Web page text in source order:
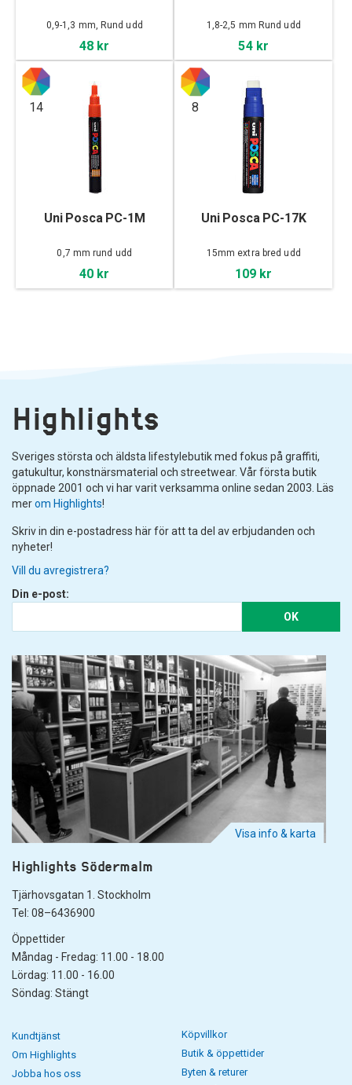
0,9-1,3 mm, Rund udd
48 kr
1,8-2,5 mm Rund udd
54 kr
14
Uni Posca PC-1M
0,7 mm rund udd
40 kr
8
Uni Posca PC-17K
15mm extra bred udd
109 kr
Highlights
Sveriges största och äldsta lifestylebutik med fokus på graffiti,
gatukultur, konstnärsmaterial och streetwear. Vår första butik
öppnade 2001 och vi har varit verksamma online sedan 2003. Läs
merom Highlights!
Skriv in din e-postadress här för att ta del av erbjudanden och
nyheter!
Vill du avregistrera?
Din e-post:
OK
Visa info & karta
Highlights Södermalm
Tjärhovsgatan 1. Stockholm
Tel: 08–6436900
Öppettider
Måndag - Fredag: 11.00 - 18.00
Lördag: 11.00 - 16.00
Söndag: Stängt
Kundtjänst
Om Highlights
Jobba hos oss
Köpvillkor
Butik & öppettider
Byten & returer